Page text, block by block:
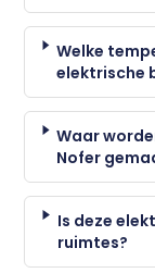
Welke
elektrische
Waar
Nofer
Is deze
ruimtes?